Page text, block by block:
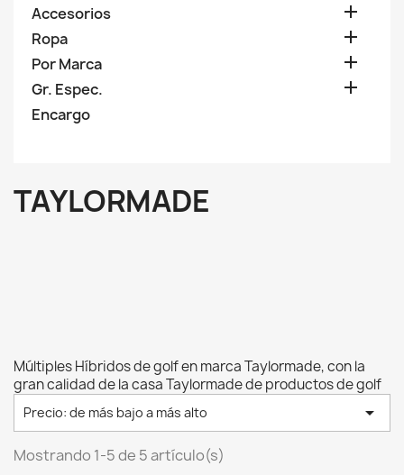
Accesorios 
Ropa 
Por Marca 
Gr. Espec. 
Encargo
TAYLORMADE
Múltiples Híbridos de golf en marca Taylormade, con la
gran calidad de la casa Taylormade de productos de golf
Precio: de más bajo a más alto 
Mostrando 1-5 de 5 artículo(s)